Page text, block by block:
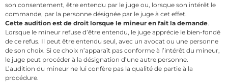
son consentement, être entendu par le juge ou, lorsque son intérêt le
commande, par la personne désignée par le juge à cet effet.
Cette audition est de droit lorsque le mineur en fait la demande.
Lorsque le mineur refuse d’être entendu, le juge apprécie le bien-fondé
de ce refus. Il peut être entendu seul, avec un avocat ou une personne
de son choix. Si ce choix n’apparaît pas conforme à l’intérêt du mineur,
le juge peut procéder à la désignation d’une autre personne.
L’audition du mineur ne lui confère pas la qualité de partie à la
procédure.